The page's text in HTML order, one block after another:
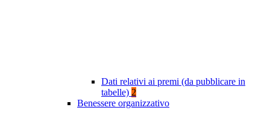
Dati relativi ai premi (da pubblicare in
tabelle) 2
Benessere organizzativo